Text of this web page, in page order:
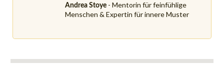
Andrea Stoye - Mentorin für feinfühlige
Menschen & Expertin für innere Muster